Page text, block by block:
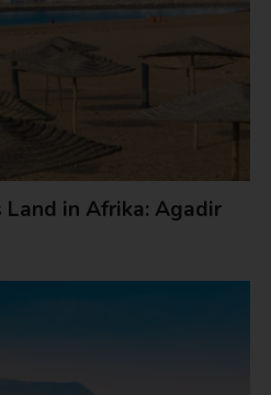
Land in Afrika: Agadir